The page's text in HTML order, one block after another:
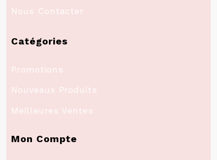
Nous Contacter
Catégories
Promotions
Nouveaux Produits
Meilleures Ventes
Mon Compte